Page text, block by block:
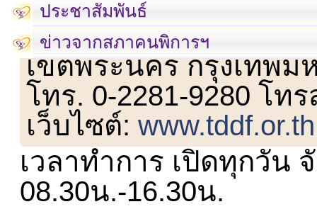
ประชาสัมพันธ์
ข่าวจากสภาคนพิการฯ
เลขที่ 23 ชั้น 2 ถนนวิ
เขตพระนคร กรุงเทพม
โทร. 0-2281-9280 โท
เว็บไซต์:www.tddf.or.th
เวลาทำการ เปิดทุกวัน
08.30น.-16.30น.